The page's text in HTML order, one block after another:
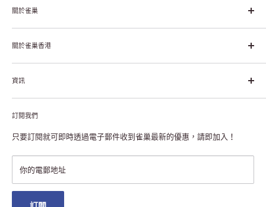
關於雀巢
雀巢集團起源於1866年的瑞士，目前是全球領先的「營養、健康、
幸福生活」企業。雀巢的目標是「我們充分發掘食品的力量，提升
關於雀巢香港
关于雀巢香港
雀巢香港创造共享价值
联络我们
私隐声明
注册NESCAFÉ® Dolce Gusto®咖啡机
資訊
付款及送货
退货或更换
常见问题
雀巢会员奖赏
澳门地区送货
訂閱我們
只要訂閱就可即時透過電子郵件收到雀巢最新的優惠，請即加入！
你的電郵地址